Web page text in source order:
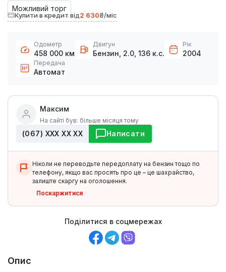
Можливий торг
Купити в кредит від2 630₴/міс
Одометр
458 000 км
Двигун
Бензин, 2.0, 136 к.с.
Рік
2004
Передача
Автомат
Максим
На сайті був: більше місяця тому
(067) ХХХ ХХ ХХ Написати
Ніколи не переводьте передоплату на бензин тощо по
телефону, якщо вас просять про це – це шахрайство,
залиште скаргу на оголошення.
Поскаржитися
Поділитися в соцмережах
Опис